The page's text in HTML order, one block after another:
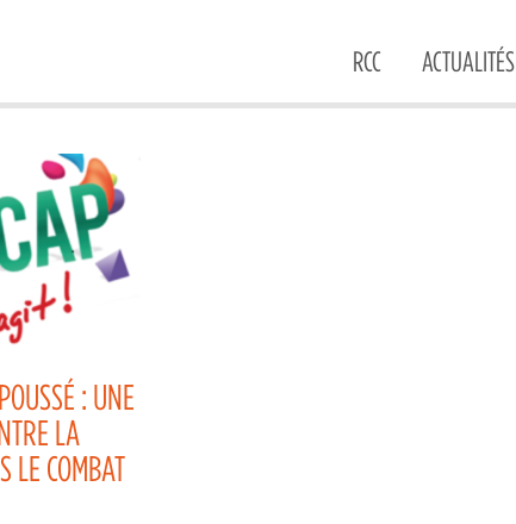
RCC ACTUALITÉS
: UNE
LA
LE COMBAT